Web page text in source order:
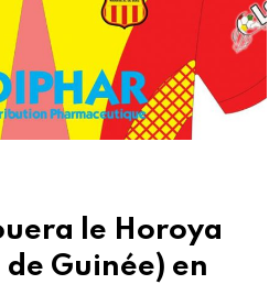
le Horoya
Guinée) en